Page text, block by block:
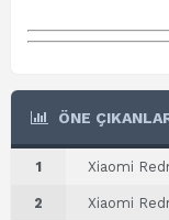
ÖNE
1 Xiaomi
2 Xiaomi